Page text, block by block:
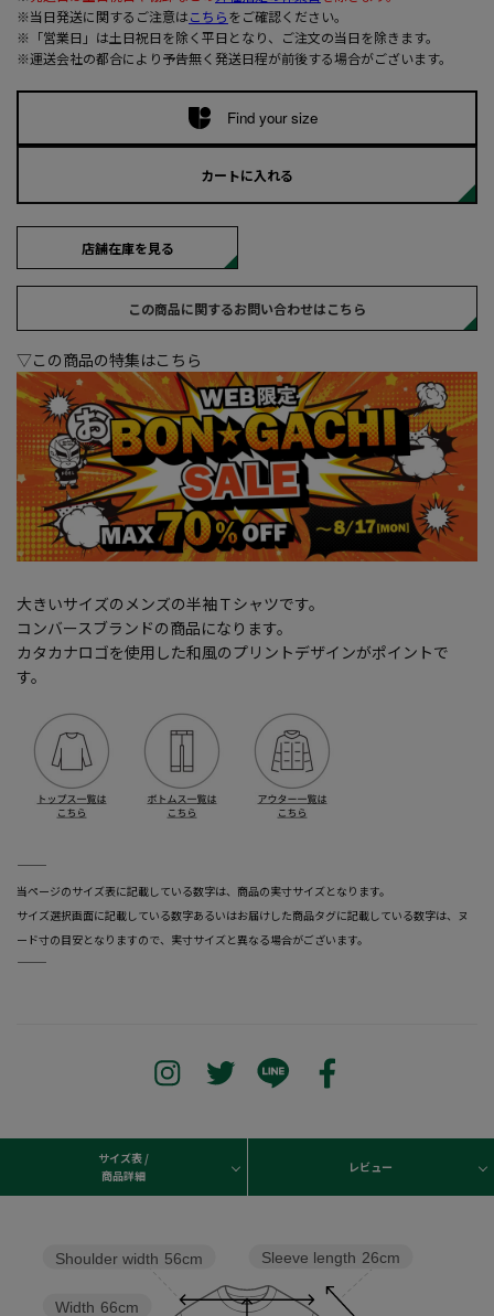
※当日発送に関するご注意はこちらをご確認ください。
※「営業日」は土日祝日を除く平日となり、ご注文の当日を除きます。
※運送会社の都合により予告無く発送日程が前後する場合がございます。
Find your size
カートに入れる
店舗在庫を見る
この商品に関するお問い合わせはこちら
▽この商品の特集はこちら
大きいサイズのメンズの半袖Ｔシャツです。
コンバースブランドの商品になります。
カタカナロゴを使用した和風のプリントデザインがポイントで
す。
―――――――――――――――――――――――
当ページのサイズ表に記載している数字は、商品の実寸サイズとなります。
サイズ選択画面に記載している数字あるいはお届けした商品タグに記載している数字は、ヌ
ード寸の目安となりますので、実寸サイズと異なる場合がございます。
―――――――――――――――――――――――
サイズ表 /
商品詳細
レビュー
Sleeve length 26cm
Width 66cm
Shoulder width 56cm